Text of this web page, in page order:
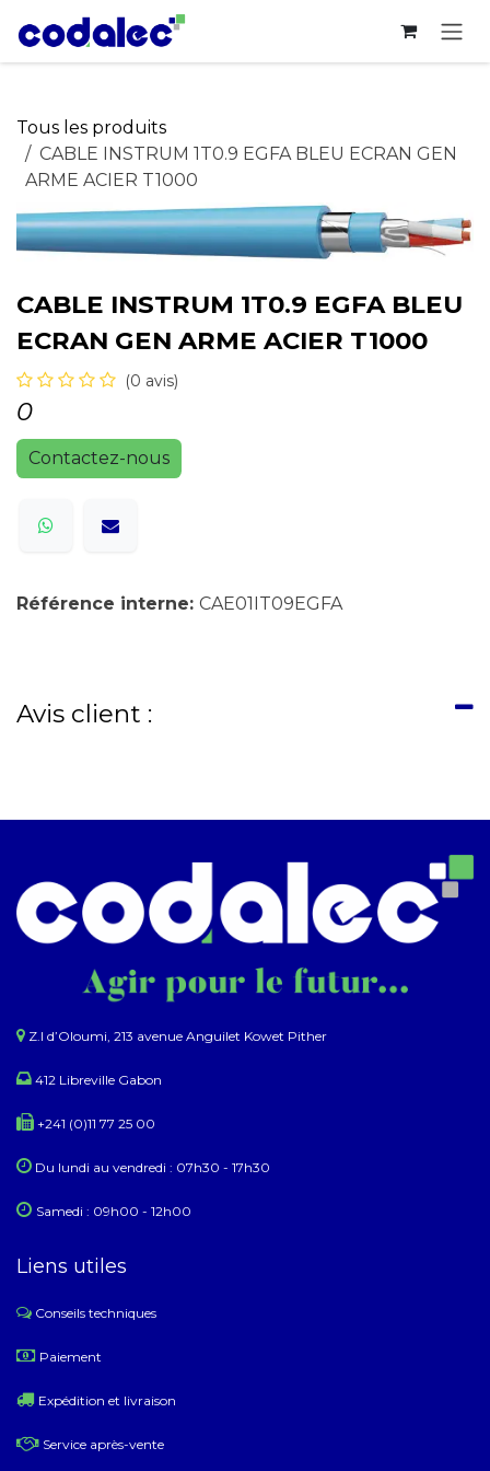
Se rendre au contenu
Tous les produits
CABLE INSTRUM 1T0.9 EGFA BLEU ECRAN GEN
ARME ACIER T1000
CABLE INSTRUM 1T0.9 EGFA BLEU
ECRAN GEN ARME ACIER T1000
(0 avis)
0
Contactez-nous
Référence interne: CAE01IT09EGFA
Avis client :
Z.I d’Oloumi, 213 avenue Anguilet Kowet Pither​
412 Libreville Gabon
+241 (0)11 77 25 00
Du lundi au ​​vendredi : 07h30 - 17h30
Samedi : 09h00 - 12h00
Liens utiles
Conseils techniques
​ Paiement
Expédition et livraison
Service après-vente